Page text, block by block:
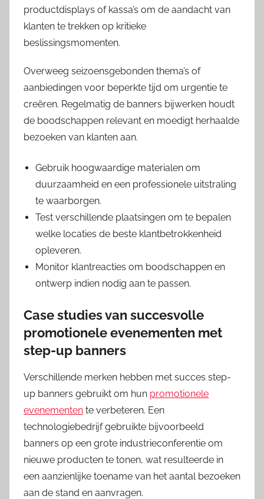
productdisplays of kassa’s om de aandacht van
klanten te trekken op kritieke
beslissingsmomenten.
Overweeg seizoensgebonden thema’s of
aanbiedingen voor beperkte tijd om urgentie te
creëren. Regelmatig de banners bijwerken houdt
de boodschappen relevant en moedigt herhaalde
bezoeken van klanten aan.
Gebruik hoogwaardige materialen om
duurzaamheid en een professionele uitstraling
te waarborgen.
Test verschillende plaatsingen om te bepalen
welke locaties de beste klantbetrokkenheid
opleveren.
Monitor klantreacties om boodschappen en
ontwerp indien nodig aan te passen.
Case studies van succesvolle
promotionele evenementen met
step-up banners
Verschillende merken hebben met succes step-
up banners gebruikt om hun promotionele
evenementen te verbeteren. Een
technologiebedrijf gebruikte bijvoorbeeld
banners op een grote industrieconferentie om
nieuwe producten te tonen, wat resulteerde in
een aanzienlijke toename van het aantal bezoeken
aan de stand en aanvragen.